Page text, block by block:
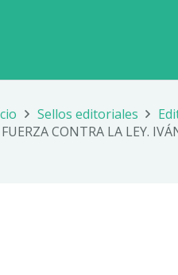
Sellos editoriales
CONTRA LA LEY.